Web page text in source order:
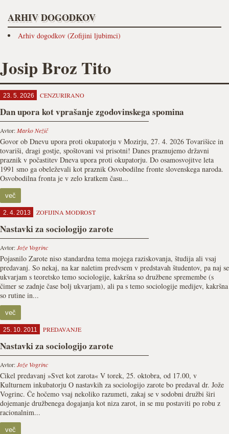
ARHIV DOGODKOV
Arhiv dogodkov (Zofijini ljubimci)
Josip Broz Tito
23. 5. 2026 CENZURIRANO
Dan upora kot vprašanje zgodovinskega spomina
Avtor:Marko Nežič
Govor ob Dnevu upora proti okupatorju v Mozirju, 27. 4. 2026 Tovarišice in
tovariši, dragi gostje, spoštovani vsi prisotni! Danes praznujemo državni
praznik v počastitev Dneva upora proti okupatorju. Do osamosvojitve leta
1991 smo ga obeleževali kot praznik Osvobodilne fronte slovenskega naroda.
Osvobodilna fronta je v zelo kratkem času...
več
2. 4. 2013 ZOFIJINA MODROST
Nastavki za sociologijo zarote
Avtor:Jože Vogrinc
Pojasnilo Zarote niso standardna tema mojega raziskovanja, študija ali vsaj
predavanj. So nekaj, na kar naletim predvsem v predstavah študentov, pa naj se
ukvarjam s teoretsko temo sociologije, kakršna so družbene spremembe (s
čimer se zadnje čase bolj ukvarjam), ali pa s temo sociologije medijev, kakršna
so rutine in...
več
25. 10. 2011 PREDAVANJE
Nastavki za sociologijo zarote
Avtor:Jože Vogrinc
Cikel predavanj »Svet kot zarota« V torek, 25. oktobra, od 17.00, v
Kulturnem inkubatorju O nastavkih za sociologijo zarote bo predaval dr. Jože
Vogrinc. Če hočemo vsaj nekoliko razumeti, zakaj se v sodobni družbi širi
dojemanje družbenega dogajanja kot niza zarot, in se mu postaviti po robu z
racionalnim...
več